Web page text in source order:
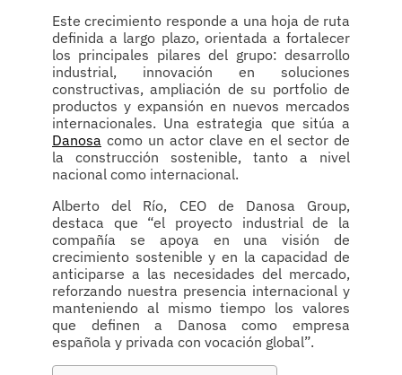
Este crecimiento responde a una hoja de ruta
definida a largo plazo, orientada a fortalecer
los principales pilares del grupo: desarrollo
industrial, innovación en soluciones
constructivas, ampliación de su portfolio de
productos y expansión en nuevos mercados
internacionales. Una estrategia que sitúa a
Danosa como un actor clave en el sector de
la construcción sostenible, tanto a nivel
nacional como internacional.
Alberto del Río, CEO de Danosa Group,
destaca que “el proyecto industrial de la
compañía se apoya en una visión de
crecimiento sostenible y en la capacidad de
anticiparse a las necesidades del mercado,
reforzando nuestra presencia internacional y
manteniendo al mismo tiempo los valores
que definen a Danosa como empresa
española y privada con vocación global”.